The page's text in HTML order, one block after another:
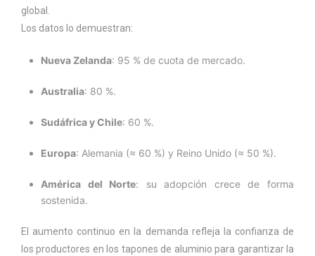
global.
Los datos lo demuestran:
Nueva Zelanda: 95 % de cuota de mercado.
Australia: 80 %.
Sudáfrica y Chile: 60 %.
Europa: Alemania (≈ 60 %) y Reino Unido (≈ 50 %).
América del Norte: su adopción crece de forma
sostenida.
El aumento continuo en la demanda refleja la confianza de
los productores en los tapones de aluminio para garantizar la